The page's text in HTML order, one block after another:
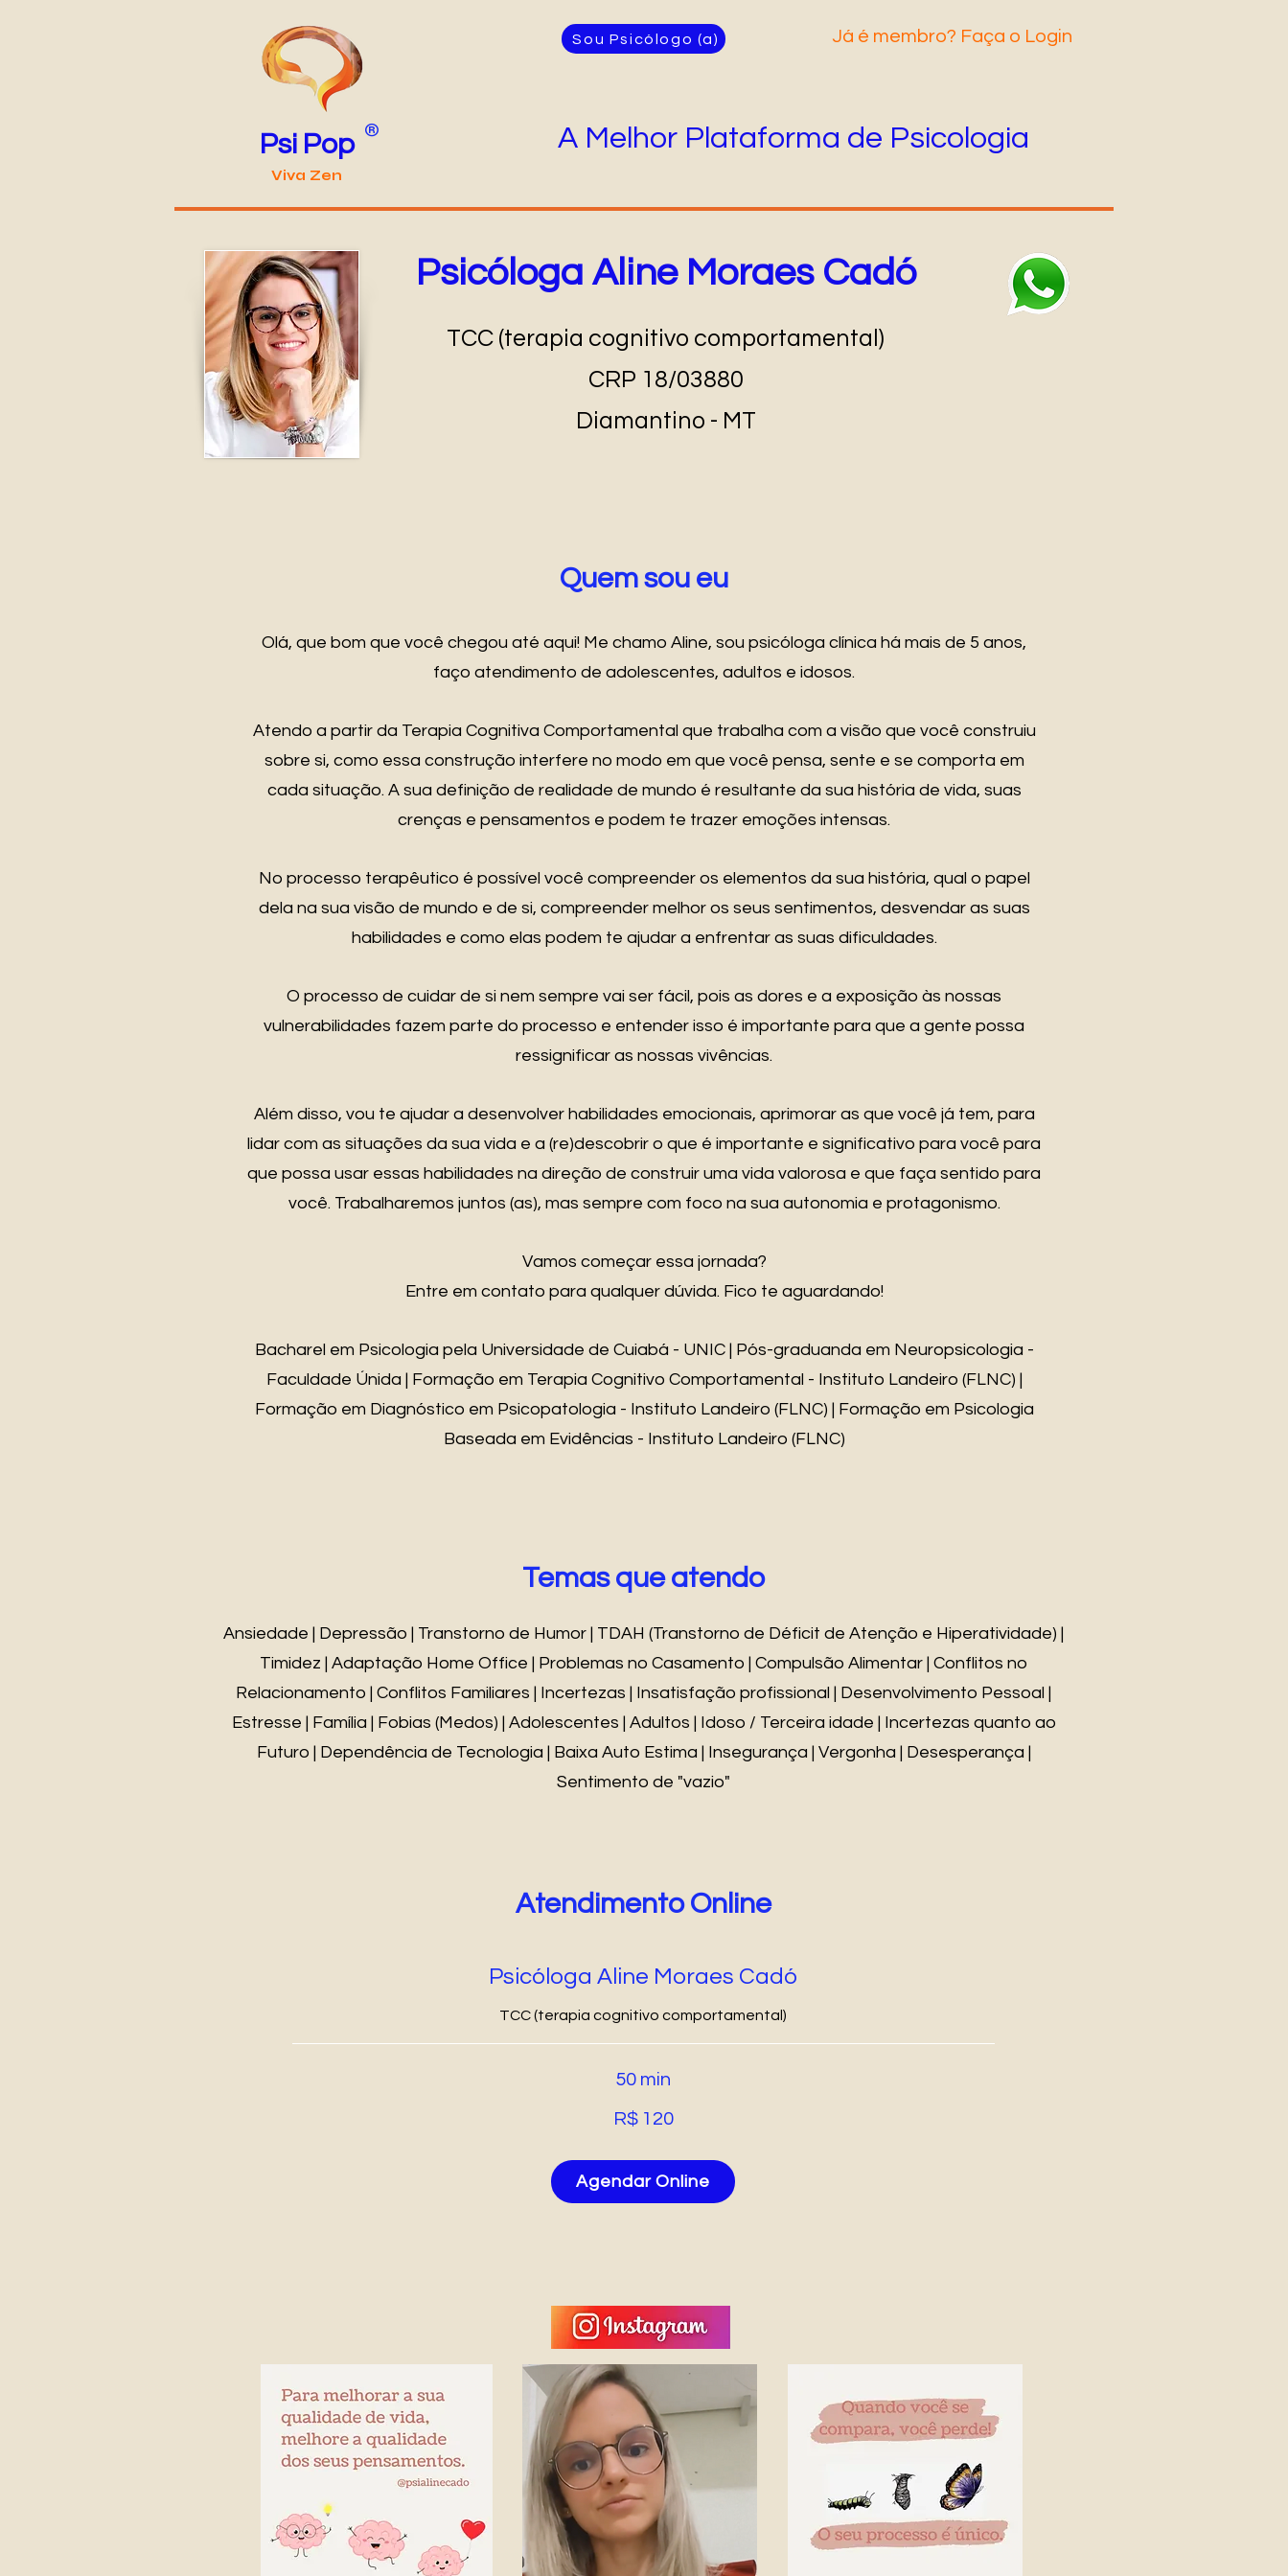
Psi Pop ®
Viva Zen
Sou Psicólogo (a) Já é membro? Faça o Login
A Melhor Plataforma de Psicologia
Psicóloga Aline Moraes Cadó
CRP 18/03880
Diamantino - MT
TCC (terapia cognitivo comportamental)
Quem sou eu
Olá, que bom que você chegou até aqui! Me chamo Aline, sou psicóloga clínica há mais de 5 anos,
faço atendimento de adolescentes, adultos e idosos.
Atendo a partir da Terapia Cognitiva Comportamental que trabalha com a visão que você construiu
sobre si, como essa construção interfere no modo em que você pensa, sente e se comporta em
cada situação. A sua definição de realidade de mundo é resultante da sua história de vida, suas
crenças e pensamentos e podem te trazer emoções intensas.
No processo terapêutico é possível você compreender os elementos da sua história, qual o papel
dela na sua visão de mundo e de si, compreender melhor os seus sentimentos, desvendar as suas
habilidades e como elas podem te ajudar a enfrentar as suas dificuldades.
O processo de cuidar de si nem sempre vai ser fácil, pois as dores e a exposição às nossas
vulnerabilidades fazem parte do processo e entender isso é importante para que a gente possa
ressignificar as nossas vivências.
Além disso, vou te ajudar a desenvolver habilidades emocionais, aprimorar as que você já tem, para
lidar com as situações da sua vida e a (re)descobrir o que é importante e significativo para você para
que possa usar essas habilidades na direção de construir uma vida valorosa e que faça sentido para
você. Trabalharemos juntos (as), mas sempre com foco na sua autonomia e protagonismo.
Vamos começar essa jornada?
Entre em contato para qualquer dúvida. Fico te aguardando!
Bacharel em Psicologia pela Universidade de Cuiabá - UNIC | Pós-graduanda em Neuropsicologia -
Faculdade Únida | Formação em Terapia Cognitivo Comportamental - Instituto Landeiro (FLNC) |
Formação em Diagnóstico em Psicopatologia - Instituto Landeiro (FLNC) | Formação em Psicologia
Baseada em Evidências - Instituto Landeiro (FLNC)
Temas que atendo
Ansiedade | Depressão | Transtorno de Humor | TDAH (Transtorno de Déficit de Atenção e Hiperatividade) |
Timidez | Adaptação Home Office | Problemas no Casamento | Compulsão Alimentar | Conflitos no
Relacionamento | Conflitos Familiares | Incertezas | Insatisfação profissional | Desenvolvimento Pessoal |
Estresse | Família | Fobias (Medos) | Adolescentes | Adultos | Idoso / Terceira idade | Incertezas quanto ao
Futuro | Dependência de Tecnologia | Baixa Auto Estima | Insegurança | Vergonha | Desesperança |
Sentimento de "vazio"
Atendimento Online
Psicóloga Aline Moraes Cadó
TCC (terapia cognitivo comportamental)
50 min
R$ 120
Agendar Online